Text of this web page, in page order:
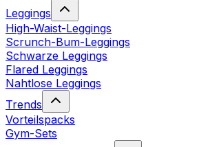
Leggings
High-Waist-Leggings
Scrunch-Bum-Leggings
Schwarze Leggings
Flared Leggings
Nahtlose Leggings
Trends
Vorteilspacks
Gym-Sets